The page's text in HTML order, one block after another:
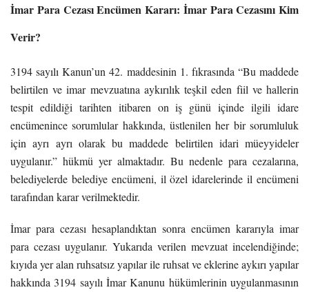
İmar Para Cezası Encümen Kararı: İmar Para Cezasını Kim
Verir?
3194 sayılı Kanun’un 42. maddesinin 1. fıkrasında “Bu maddede
belirtilen ve imar mevzuatına aykırılık teşkil eden fiil ve hallerin
tespit edildiği tarihten itibaren on iş günü içinde ilgili idare
encümenince sorumlular hakkında, üstlenilen her bir sorumluluk
için ayrı ayrı olarak bu maddede belirtilen idari müeyyideler
uygulanır.” hükmü yer almaktadır. Bu nedenle para cezalarına,
belediyelerde belediye encümeni, il özel idarelerinde il encümeni
tarafından karar verilmektedir.
İmar para cezası hesaplandıktan sonra encümen kararıyla imar
para cezası uygulanır. Yukarıda verilen mevzuat incelendiğinde;
kıyıda yer alan ruhsatsız yapılar ile ruhsat ve eklerine aykırı yapılar
hakkında 3194 sayılı İmar Kanunu hükümlerinin uygulanmasının